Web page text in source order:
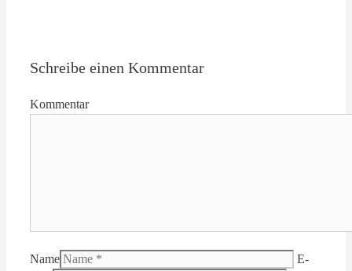
Schreibe einen Kommentar
Kommentar
Name
E-